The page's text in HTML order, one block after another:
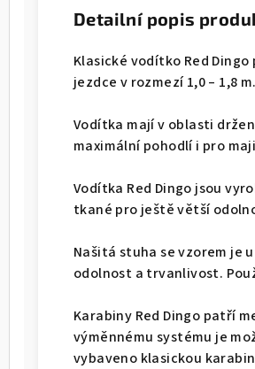
Detailní popis
Klasické vodítko Red
jezdce v rozmezí 1,0 – 1,8
Vodítka mají v oblasti
maximální pohodlí i pro
Vodítka Red Dingo jsou
tkané pro ještě větší
Našitá stuha se vzorem je
odolnost a trvanlivost.
Karabiny Red Dingo patří
výměnnému systému je
vybaveno klasickou